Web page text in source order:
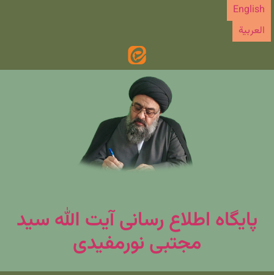
پرش
محتوا
English
العربیة
پایگاه اطلاع رسانی آیت الله سید
مجتبی نورمفیدی